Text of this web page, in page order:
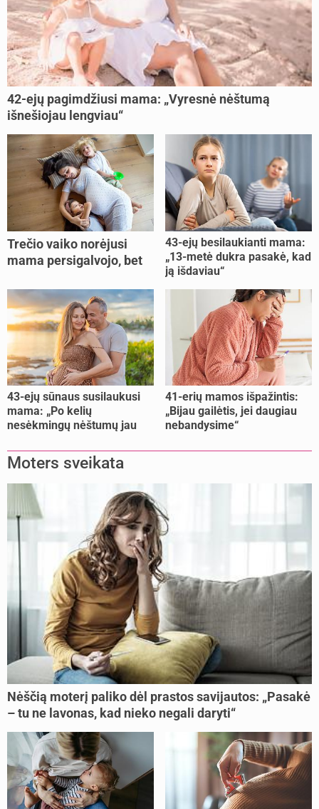
42-ejų pagimdžiusi mama: „Vyresnė nėštumą
išnešiojau lengviau“
Trečio vaiko norėjusi
mama persigalvojo, bet
šoke“
43-ejų besilaukianti mama:
„13-metė dukra pasakė, kad
ją išdaviau“
43-ejų sūnaus susilaukusi
mama: „Po kelių
nesėkmingų nėštumų jau
41-erių mamos išpažintis:
„Bijau gailėtis, jei daugiau
nebandysime“
Moters sveikata
Nėščią moterį paliko dėl prastos savijautos: „Pasakė
– tu ne lavonas, kad nieko negali daryti“